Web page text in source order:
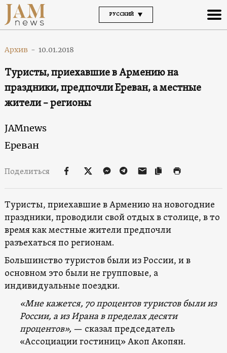
РУССКИЙ
Архив - 10.01.2018
Туристы, приехавшие в Армению на
праздники, предпочли Ереван, а местные
жители – регионы
JAMnews
Ереван
Поделиться
Туристы, приехавшие в Армению на новогодние
праздники, проводили свой отдых в столице, в то
время как местные жители предпочли
разъехаться по регионам.
Большинство туристов были из России, и в
основном это были не групповые, а
индивидуальные поездки.
«Мне кажется, 70 процентов туристов были из
России, а из Ирана в пределах десяти
процентов», — сказал председатель
«Ассоциации гостиниц» Акоп Акопян.